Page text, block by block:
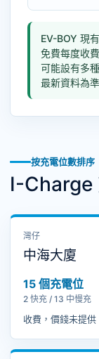
EV-BOY 現
免費每度收
可能設有多
最新資料為準
按充電位數排序
I-Charge
灣仔
中海大廈
15 個充電位
2 快充 / 13 中慢充
收費，價錢未提供